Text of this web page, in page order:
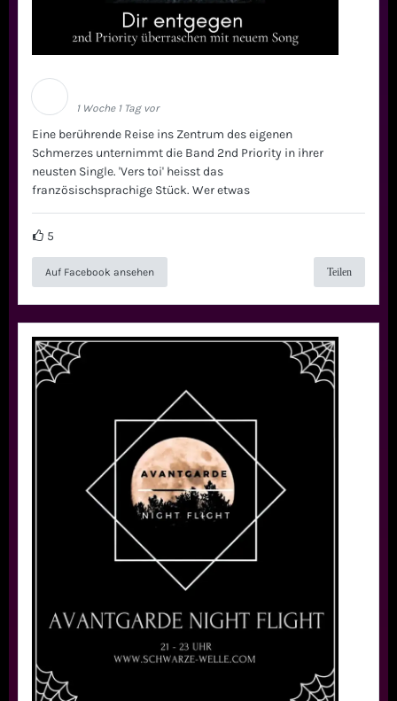
1 Woche 1 Tag vor
Eine berührende Reise ins Zentrum des eigenen
Schmerzes unternimmt die Band 2nd Priority in ihrer
neusten Single. 'Vers toi' heisst das
französischsprachige Stück. Wer etwas
5
Auf Facebook ansehen Teilen